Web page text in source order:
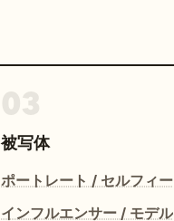
被写体
ポートレート / セルフィー
インフルエンサー / モデル